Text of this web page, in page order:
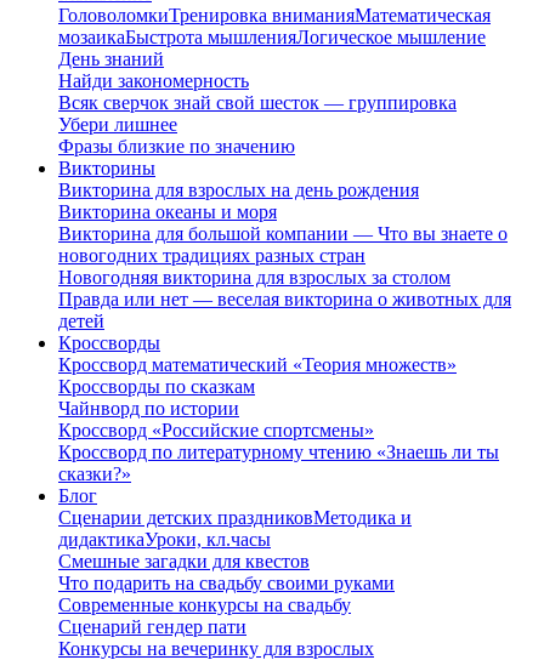
ГоловоломкиТренировка вниманияМатематическая
мозаикаБыстрота мышленияЛогическое мышление
День знаний
Найди закономерность
Всяк сверчок знай свой шесток — группировка
Убери лишнее
Фразы близкие по значению
Викторины
Викторина для взрослых на день рождения
Викторина океаны и моря
Викторина для большой компании — Что вы знаете о
новогодних традициях разных стран
Новогодняя викторина для взрослых за столом
Правда или нет — веселая викторина о животных для
детей
Кроссворды
Кроссворд математический «Теория множеств»
Кроссворды по сказкам
Чайнворд по истории
Кроссворд «Российские спортсмены»
Кроссворд по литературному чтению «Знаешь ли ты
сказки?»
Блог
Сценарии детских праздниковМетодика и
дидактикаУроки, кл.часы
Смешные загадки для квестов
Что подарить на свадьбу своими руками
Современные конкурсы на свадьбу
Сценарий гендер пати
Конкурсы на вечеринку для взрослых